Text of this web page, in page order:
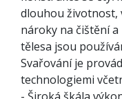
dlouhou životnost,
nároky na čištění
tělesa jsou
Svařování je
technologiemi